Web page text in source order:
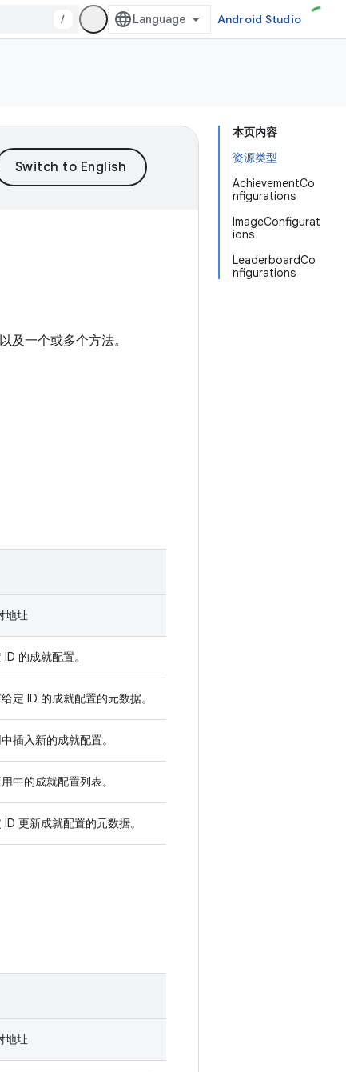
/ Android Studio
本页内容
资源类型
AchievementCo
nfigurations
ImageConfigurat
ions
LeaderboardCo
nfigurations
及一个或多个方法。
地址
的成就配置。
定 ID 的成就配置的元数据。
插入新的成就配置。
中的成就配置列表。
更新成就配置的元数据。
地址